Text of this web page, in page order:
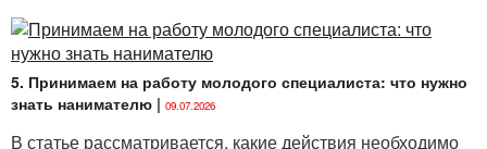
5. Принимаем на работу молодого специалиста: что нужно
знать нанимателю | 09.07.2026
В статье рассматривается, какие действия необходимо